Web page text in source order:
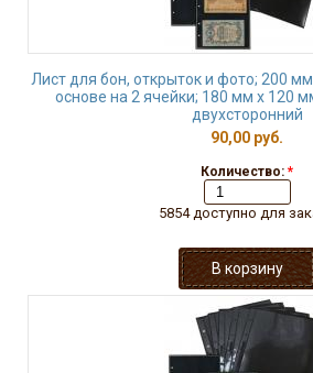
Лист для бон, открыток и фото; 200
основе на 2 ячейки; 180 мм х 120
двухсторонний
90,00 руб.
Количество: *
5854 доступно для